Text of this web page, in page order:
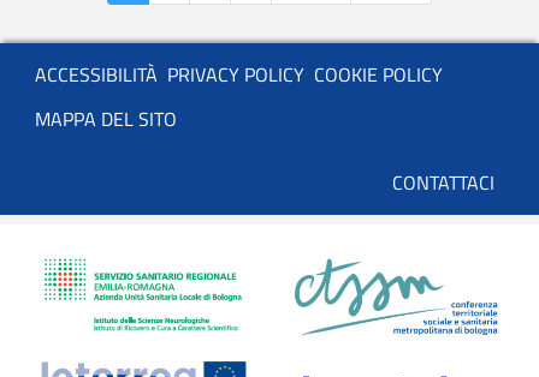
attuale
successivapagina
Servizio
ACCESSIBILITÀ PRIVACY POLICY COOKIE POLICY
MAPPA DEL SITO
Basso
utenti
CONTATTACI